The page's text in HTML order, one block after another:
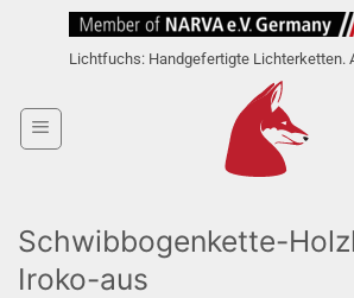
Lichtfuchs: Handgefertigte Lichterketten.
Schwibbogenkette-
Iroko-aus